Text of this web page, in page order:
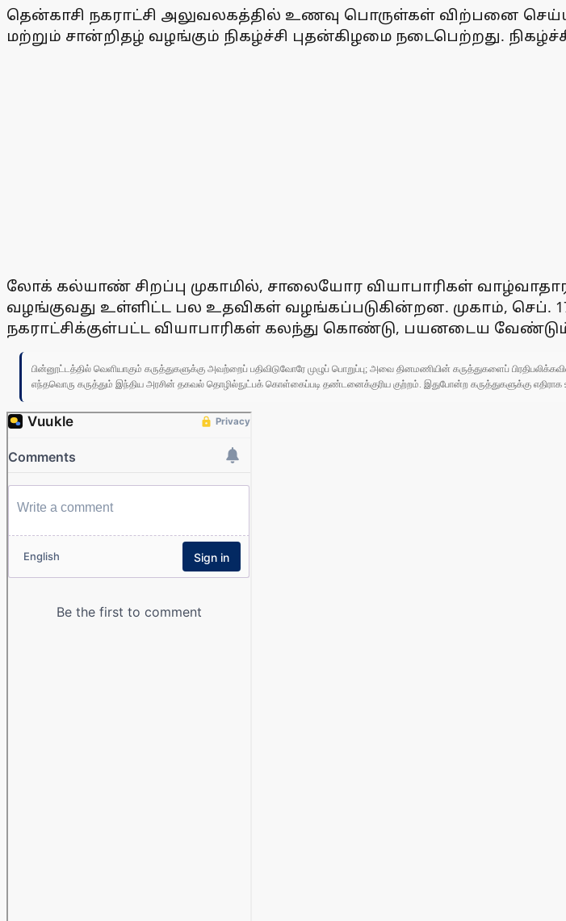
தென்காசி நகராட்சி அலுவலகத்தில் உணவு பொருள்கள் விற்பனை
மற்றும் சான்றிதழ் வழங்கும் நிகழ்ச்சி புதன்கிழமை நடைபெற்றது.
லோக் கல்யாண் சிறப்பு முகாமில், சாலையோர வியாபாரிகள் வாழ்வாதார
வழங்குவது உள்ளிட்ட பல உதவிகள் வழங்கப்படுகின்றன. முகாம், செப்.
நகராட்சிக்குள்பட்ட வியாபாரிகள் கலந்து கொண்டு, பயனடைய
பின்னூட்டத்தில் வெளியாகும் கருத்துகளுக்கு அவற்றைப் பதிவிடுவோரே முழுப் பொறுப்பு; அவை தினமணியின் கருத்துகளைப்
எந்தவொரு கருத்தும் இந்திய அரசின் தகவல் தொழில்நுட்பக் கொள்கைப்படி தண்டனைக்குரிய குற்றம். இதுபோன்ற கருத்துகளுக்கு எதிராக